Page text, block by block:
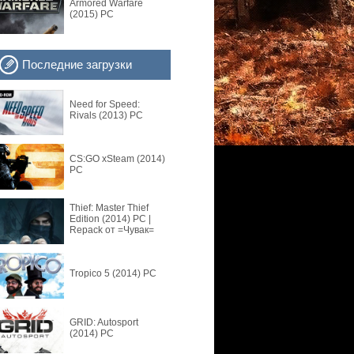
Armored Warfare
(2015) PC
Последние загрузки
Need for Speed:
Rivals (2013) PC
CS:GO xSteam (2014)
PC
Thief: Master Thief
Edition (2014) PC |
Repack от =Чувак=
Tropico 5 (2014) PC
GRID: Autosport
(2014) PC